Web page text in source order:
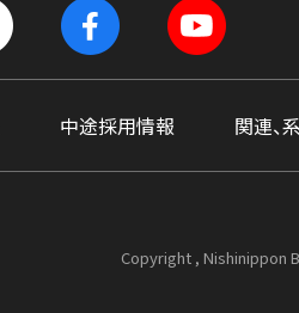
中途採用情報 関連、
Copyright , Nishinippon